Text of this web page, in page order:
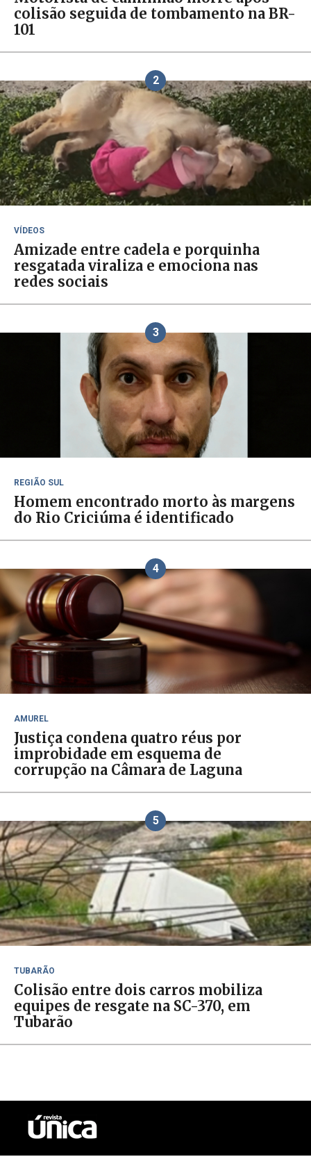
colisão seguida de tombamento na BR-
101
2
VÍDEOS
Amizade entre cadela e porquinha
resgatada viraliza e emociona nas
redes sociais
3
REGIÃO SUL
Homem encontrado morto às margens
do Rio Criciúma é identificado
4
AMUREL
Justiça condena quatro réus por
improbidade em esquema de
corrupção na Câmara de Laguna
5
TUBARÃO
Colisão entre dois carros mobiliza
equipes de resgate na SC-370, em
Tubarão